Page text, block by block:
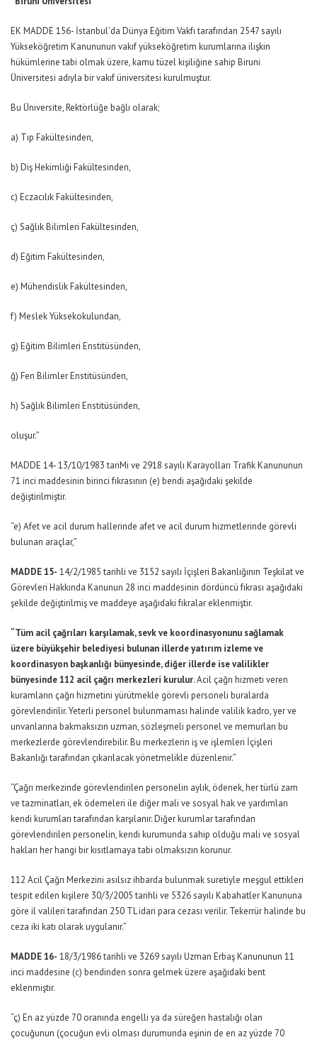
EK MADDE 156- İstanbul’da Dünya Eğitim Vakfı tarafından 2547 sayılı
Yükseköğretim Kanununun vakıf yükseköğretim kurumlarına ilişkin
hükümlerine tabi olmak üzere, kamu tüzel kişiliğine sahip Biruni
Üniversitesi adıyla bir vakıf üniversitesi kurulmuştur.
Bu Üniversite, Rektörlüğe bağlı olarak;
a) Tıp Fakültesinden,
b) Diş Hekimliği Fakültesinden,
c) Eczacılık Fakültesinden,
ç) Sağlık Bilimleri Fakültesinden,
d) Eğitim Fakültesinden,
e) Mühendislik Fakültesinden,
f) Meslek Yüksekokulundan,
g) Eğitim Bilimleri Enstitüsünden,
ğ) Fen Bilimler Enstitüsünden,
h) Sağlık Bilimleri Enstitüsünden,
oluşur.”
MADDE 14- 13/10/1983 tariMi ve 2918 sayılı Karayolları Trafik Kanununun
71 inci maddesinin birinci fıkrasının (e) bendi aşağıdaki şekilde
değiştirilmiştir.
“e) Afet ve acil durum hallerinde afet ve acil durum hizmetlerinde görevli
bulunan araçlar,”
MADDE 15- 14/2/1985 tarihli ve 3152 sayılı İçişleri Bakanlığının Teşkilat ve
Görevleri Hakkında Kanunun 28 inci maddesinin dördüncü fıkrası aşağıdaki
şekilde değiştirilmiş ve maddeye aşağıdaki fıkralar eklenmiştir.
“Tüm acil çağrıları karşılamak, sevk ve koordinasyonunu sağlamak
üzere büyükşehir belediyesi bulunan illerde yatırım izleme ve
koordinasyon başkanlığı bünyesinde, diğer illerde ise valilikler
bünyesinde 112 acil çağrı merkezleri kurulur. Acil çağrı hizmeti veren
kuramların çağrı hizmetini yürütmekle görevli personeli buralarda
görevlendirilir. Yeterli personel bulunmaması halinde valilik kadro, yer ve
unvanlarına bakmaksızın uzman, sözleşmeli personel ve memurları bu
merkezlerde görevlendirebilir. Bu merkezlerin iş ve işlemleri İçişleri
Bakanlığı tarafından çıkarılacak yönetmelikle düzenlenir.”
“Çağrı merkezinde görevlendirilen personelin aylık, ödenek, her türlü zam
ve tazminatları, ek ödemeleri ile diğer mali ve sosyal hak ve yardımları
kendi kurumları tarafından karşılanır. Diğer kurumlar tarafından
görevlendirilen personelin, kendi kurumunda sahip olduğu mali ve sosyal
hakları her hangi bir kısıtlamaya tabi olmaksızın korunur.
112 Acil Çağrı Merkezini asılsız ihbarda bulunmak suretiyle meşgul ettikleri
tespit edilen kişilere 30/3/2005 tarihli ve 5326 sayılı Kabahatler Kanununa
göre il valileri tarafından 250 TL idari para cezası verilir. Tekerrür halinde bu
ceza iki katı olarak uygulanır.”
MADDE 16- 18/3/1986 tarihli ve 3269 sayılı Uzman Erbaş Kanununun 11
inci maddesine (c) bendinden sonra gelmek üzere aşağıdaki bent
eklenmiştir.
“ç) En az yüzde 70 oranında engelli ya da süreğen hastalığı olan
çocuğunun (çocuğun evli olması durumunda eşinin de en az yüzde 70